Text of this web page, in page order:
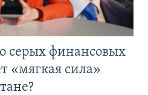
серых финансовых
«мягкая сила»